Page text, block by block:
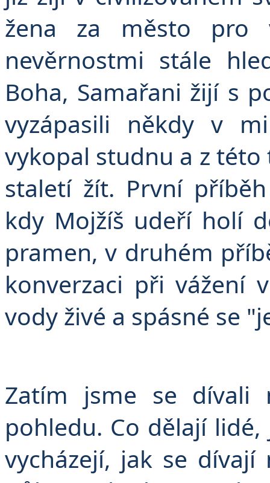
žena za město pro
nevěrnostmi stále
Boha, Samařani žijí s
vyzápasili někdy v
vykopal studnu a z
staletí žít. První
kdy Mojžíš udeří holí
pramen, v druhém
konverzaci při vážení
vody živé a spásné se
Zatím jsme se dívali
pohledu. Co dělají
vycházejí, jak se